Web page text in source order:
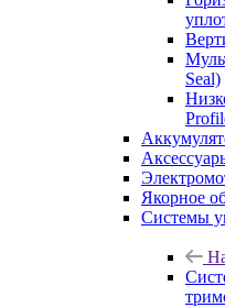
Seal)
Якорное
Системы